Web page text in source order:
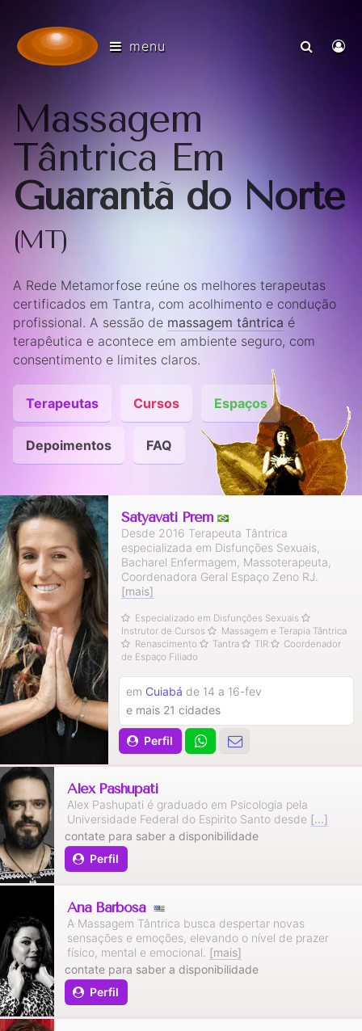
menu
Massagem
Tântrica Em
Guarantã do Norte
(MT)
A Rede Metamorfose reúne os melhores terapeutas
certificados em Tantra, com acolhimento e condução
profissional. A sessão de massagem tântrica é
terapêutica e acontece em ambiente seguro, com
consentimento e limites claros.
Terapeutas Cursos Espaços
Depoimentos FAQ
Satyavati Prem
Desde 2016 Terapeuta Tântrica
especializada em Disfunções Sexuais,
Bacharel Enfermagem, Massoterapeuta,
Coordenadora Geral Espaço Zeno RJ.
[mais]
Especializado em Disfunções Sexuais
Instrutor de Cursos
Massagem e Terapia Tântrica
Renascimento
Tantra TIR
Coordenador
de Espaço Filiado
Perfil
em Cuiabá de 14 a 16-fev
e mais 21 cidades
Alex Pashupati
Alex Pashupati é graduado em Psicologia pela
Universidade Federal do Espirito Santo desde [...]
Perfil
contate para saber a disponibilidade
Ana Barbosa
A Massagem Tântrica busca despertar novas
sensações e emoções, elevando o nível de prazer
físico, mental e emocional. [mais]
Perfil
contate para saber a disponibilidade